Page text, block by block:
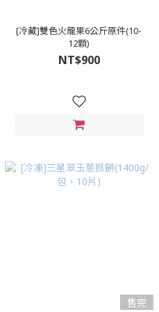
[冷藏]雙色火龍果6公斤原件(10-
12顆)
NT$900
售完